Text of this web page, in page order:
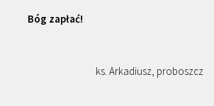
Bóg zapłać!
ks. Arkadiusz, proboszcz